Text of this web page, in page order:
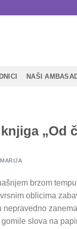
NAŠI
„Od
MARIJA
brzom
oblicima
nepravedno
slova na